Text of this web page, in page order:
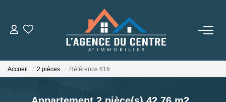
VENTES
Accueil 2 pièces Référence 616